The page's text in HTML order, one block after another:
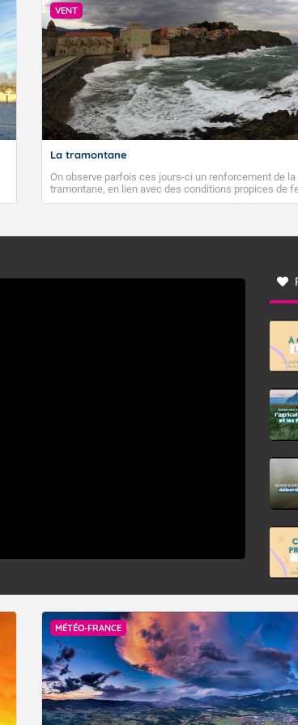
VENT
La tramontane
On observe parfois ces jours-ci un renforcement de la
tramontane, en lien avec des conditions propices de
de forêt. Mais qu'est-ce que la tramontane ? Quelles
à nord-ouest, dans un secteur qui part du Roussillon à
MÉTÉO-FRANCE